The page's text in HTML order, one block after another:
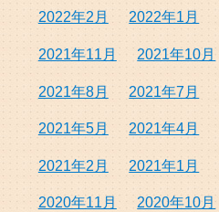
2022年2月 2022年1月
2021年11月 2021年10月
2021年8月 2021年7月
2021年5月 2021年4月
2021年2月 2021年1月
2020年11月 2020年10月